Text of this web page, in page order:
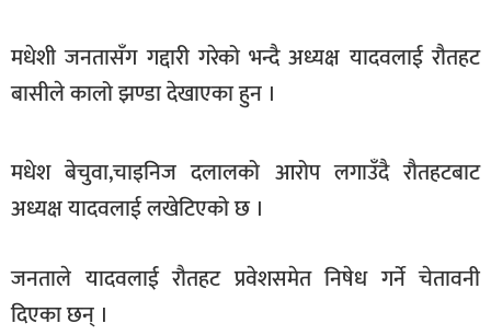
मनोरञ्जन
फोटो
भिडियो
अन्य
मधेशी जनतासँग गद्दारी गरेको भन्दै अध्यक्ष यादवलाई रौतहट
बासीले कालो झण्डा देखाएका हुन ।
मधेश बेचुवा,चाइनिज दलालको आरोप लगाउँदै रौतहटबाट
अध्यक्ष यादवलाई लखेटिएको छ ।
जनताले यादवलाई रौतहट प्रवेशसमेत निषेध गर्ने चेतावनी
दिएका छन् ।